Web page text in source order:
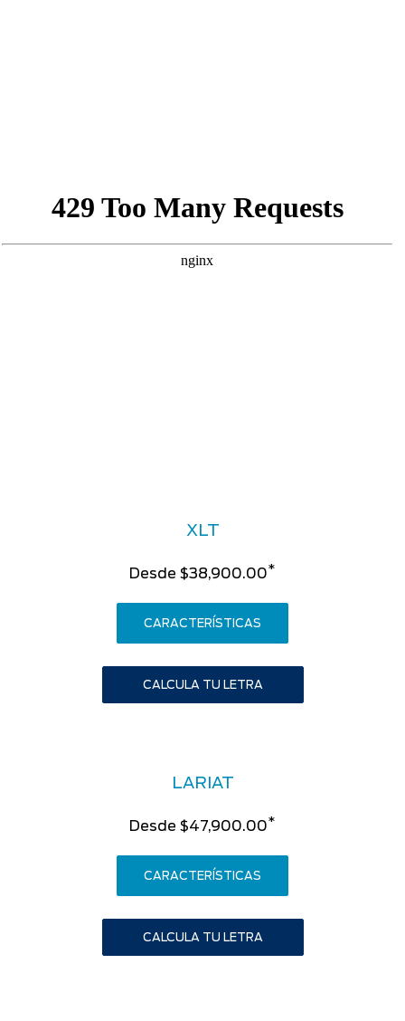
XLT
Desde $38,900.00*
CARACTERÍSTICAS
CALCULA TU LETRA
LARIAT
Desde $47,900.00*
CARACTERÍSTICAS
CALCULA TU LETRA